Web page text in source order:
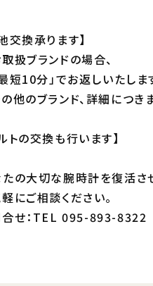
交換承ります】
扱ブランドの場合、
短10分」でお返しいたしま
他のブランド、詳細につき
トの交換も行います】
の大切な腕時計を復活さ
にご相談ください。
合せ：TEL 095-893-8322